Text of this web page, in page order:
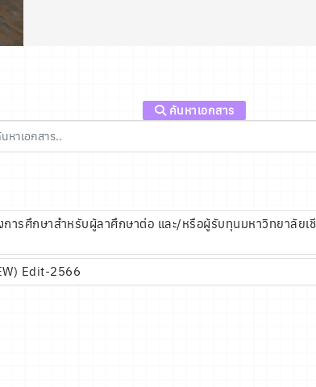
ค้นหาเอกสาร
ารศึกษาสำหรับผู้ลาศึกษาต่อ และ/หรือผู้รับทุนมหาวิทยาลัย
Edit-2566